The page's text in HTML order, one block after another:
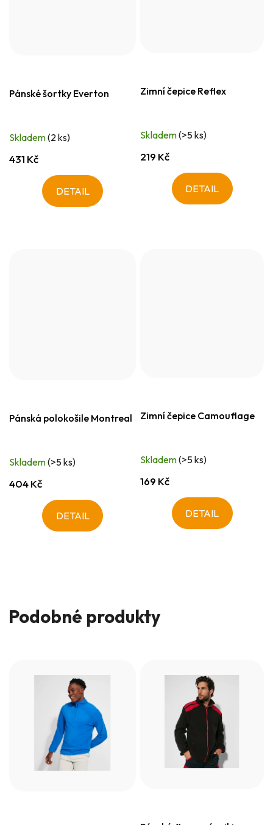
Pánské šortky Everton
Skladem(2 ks)
431 Kč
DETAIL
Zimní čepice Reflex
Skladem(>5 ks)
219 Kč
DETAIL
Pánská polokošile Montreal
Skladem(>5 ks)
404 Kč
DETAIL
Zimní čepice Camouflage
Skladem(>5 ks)
169 Kč
DETAIL
Podobné produkty